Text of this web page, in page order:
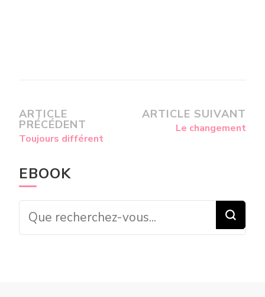
ARTICLE
PRÉCÉDENT
Toujours différent
ARTICLE SUIVANT
Le changement
EBOOK